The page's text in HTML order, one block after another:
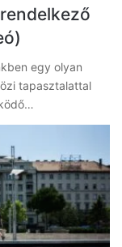
egy olyan
tapasztalattal